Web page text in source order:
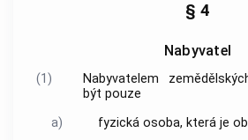
§ 4
Nabyvatel
(1)
Nabyvatelem
být pouze
a)
fyzická osoba, která je